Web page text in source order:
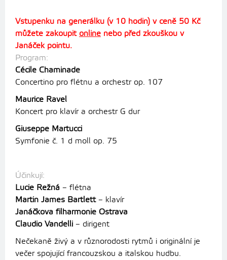
Vstupenku na generálku (v 10 hodin) v ceně 50 Kč
můžete zakoupit online nebo před zkouškou v
Janáček pointu.
Program:
Cécile Chaminade
Concertino pro flétnu a orchestr op. 107
Maurice Ravel
Koncert pro klavír a orchestr G dur
Giuseppe Martucci
Symfonie č. 1 d moll op. 75
Účinkují:
Lucie Režná – flétna
Martin James Bartlett– klavír
Janáčkova filharmonie Ostrava
Claudio Vandelli – dirigent
Nečekaně živý a v různorodosti rytmů i originální je
večer spojující francouzskou a italskou hudbu.